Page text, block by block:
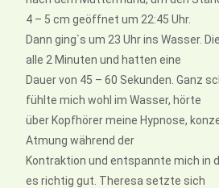
4 – 5 cm geöffnet um 22:45 Uhr.
Dann ging`s um 23 Uhr ins Wasser.
alle 2 Minuten und hatten eine
Dauer von 45 – 60 Sekunden. Ganz
fühlte mich wohl im Wasser, hörte
über Kopfhörer meine Hypnose,
Atmung während der
Kontraktion und entspannte mich in
es richtig gut. Theresa setzte sich